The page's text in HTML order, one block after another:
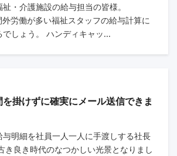
・介護施設の給与担当の皆様。
労働が多い福祉スタッフの給与計算に
しょう。 ハンディキャッ...
掛けずに確実にメール送信できま
明細を社員一人一人に手渡しする社長
き良き時代のなつかしい光景となりまし